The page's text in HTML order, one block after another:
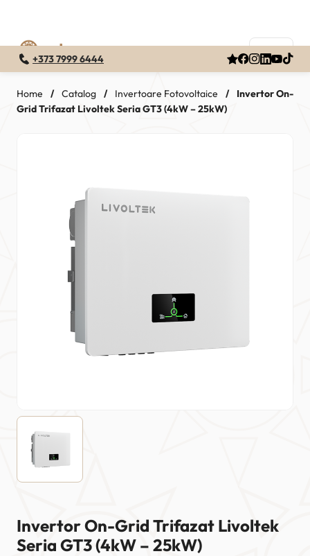
content
+373 7999 6444
Home / Catalog / Invertoare Fotovoltaice /
Invertor On-
Grid Trifazat Livoltek Seria GT3 (4kW – 25kW)
Invertor On-Grid Trifazat Livoltek
Seria GT3 (4kW – 25kW)